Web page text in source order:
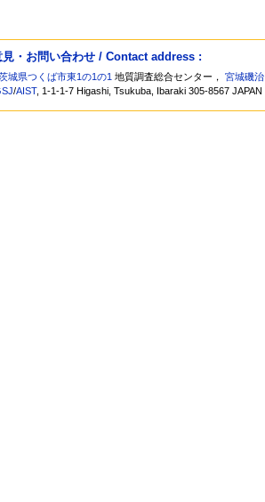
見・お問い合わせ / Contact address :
城県つくば市東1の1の1 地質調査総合センター，宮城磯治
/AIST, 1-1-1-7 Higashi, Tsukuba, Ibaraki 305-8567 JAPAN